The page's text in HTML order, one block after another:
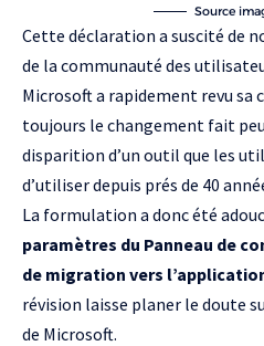
Source
Cette déclaration a suscité de
de la communauté des
Microsoft a rapidement revu sa
toujours le changement fait
disparition d’un outil que les
d’utiliser depuis prés de 40
La formulation a donc été
paramètres du Panneau de
de migration vers
révision laisse planer le doute
de Microsoft.